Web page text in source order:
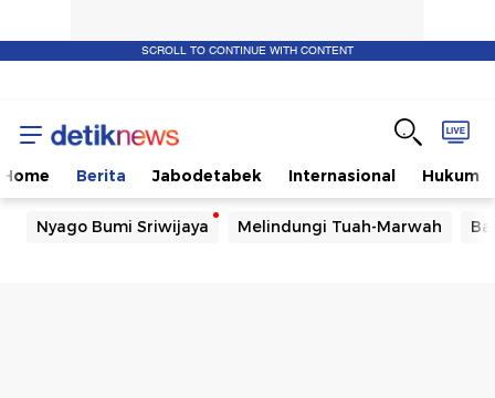
SCROLL TO CONTINUE WITH CONTENT
Home Berita Jabodetabek Internasional Hukum
Nyago Bumi Sriwijaya Melindungi Tuah-Marwah